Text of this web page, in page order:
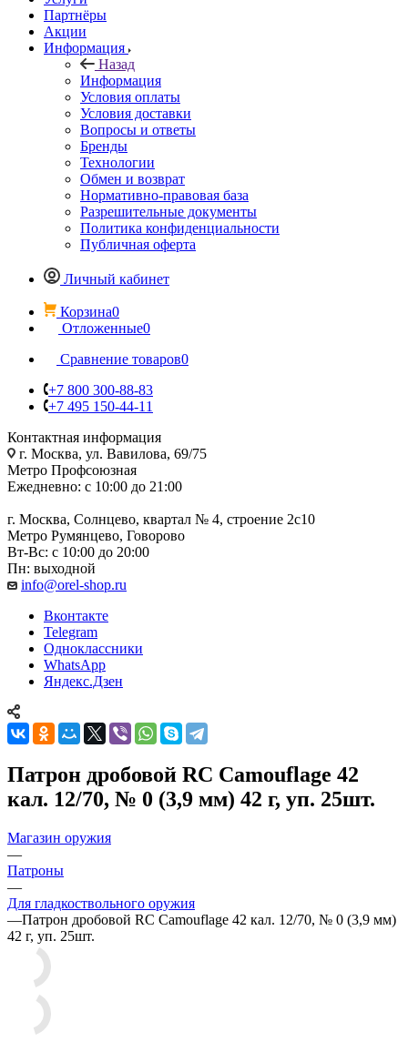
Партнёры
Акции
Информация
Назад
Информация
Условия оплаты
Условия доставки
Вопросы и ответы
Бренды
Технологии
Обмен и возврат
Нормативно-правовая база
Разрешительные документы
Политика конфиденциальности
Публичная оферта
Личный кабинет
Корзина0
Отложенные0
Сравнение товаров0
+7 800 300-88-83
+7 495 150-44-11
Контактная информация
г. Москва, ул. Вавилова, 69/75
Метро Профсоюзная
Ежедневно: с 10:00 до 21:00
г. Москва, Солнцево, квартал № 4, строение 2с10
Метро Румянцево, Говорово
Вт-Вс: с 10:00 до 20:00
Пн: выходной
info@orel-shop.ru
Вконтакте
Telegram
Одноклассники
WhatsApp
Яндекс.Дзен
Патрон дробовой RC Camouflage 42
кал. 12/70, № 0 (3,9 мм) 42 г, уп. 25шт.
Магазин оружия
—
Патроны
—
Для гладкоствольного оружия
—Патрон дробовой RC Camouflage 42 кал. 12/70, № 0 (3,9 мм)
42 г, уп. 25шт.